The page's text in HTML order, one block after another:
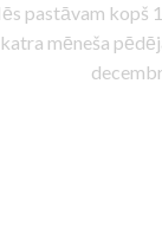
pastāvam kopš
mēneša